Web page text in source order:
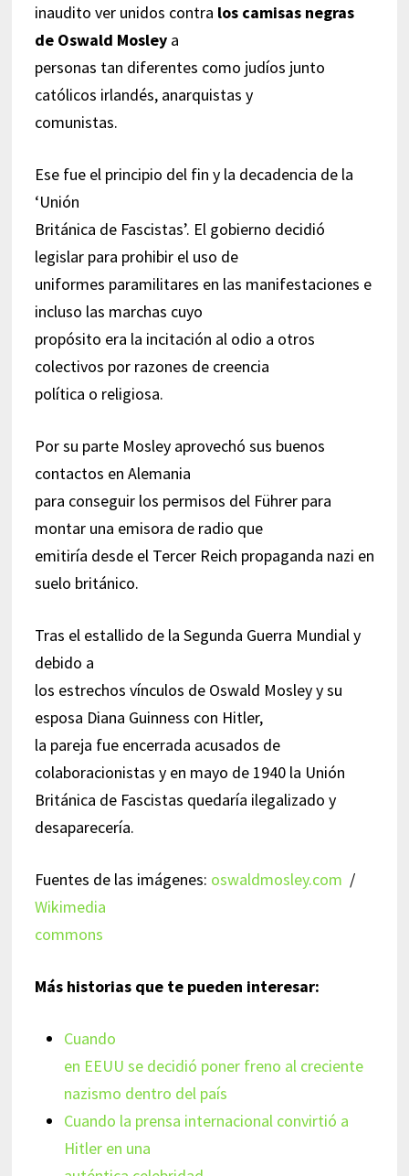
inaudito ver unidos contra los camisas negras
de Oswald Mosleya
personas tan diferentes como judíos junto
católicos irlandés, anarquistas y
comunistas.
Ese fue el principio del fin y la decadencia de la
‘Unión
Británica de Fascistas’. El gobierno decidió
legislar para prohibir el uso de
uniformes paramilitares en las manifestaciones e
incluso las marchas cuyo
propósito era la incitación al odio a otros
colectivos por razones de creencia
política o religiosa.
Por su parte Mosley aprovechó sus buenos
contactos en Alemania
para conseguir los permisos del Führer para
montar una emisora de radio que
emitiría desde el Tercer Reich propaganda nazi en
suelo británico.
Tras el estallido de la Segunda Guerra Mundial y
debido a
los estrechos vínculos de Oswald Mosley y su
esposa Diana Guinness con Hitler,
la pareja fue encerrada acusados de
colaboracionistas y en mayo de 1940 la Unión
Británica de Fascistas quedaría ilegalizado y
desaparecería.
Fuentes de las imágenes: oswaldmosley.com /
Wikimedia
commons
Más historias que te pueden interesar:
Cuando
en EEUU se decidió poner freno al creciente
nazismo dentro del país
Cuando la prensa internacional convirtió a
Hitler en una